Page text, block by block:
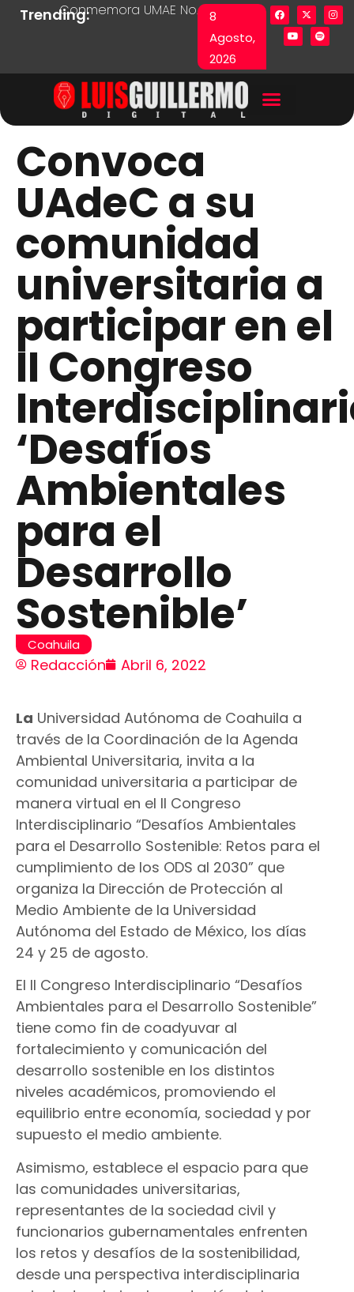
8
Agosto,
2026
Trending:Conmemora UMAE No. 71 Día de las y los
Lista en excel expone
Convoca
UAdeC a su
comunidad
universitaria a
participar en el
II Congreso
‘Desafíos
Ambientales
para el
Desarrollo
Sostenible’
Coahuila
Redacción Abril 6, 2022
La Universidad Autónoma de Coahuila a
través de la Coordinación de la Agenda
Ambiental Universitaria, invita a la
comunidad universitaria a participar de
manera virtual en el II Congreso
Interdisciplinario “Desafíos Ambientales
para el Desarrollo Sostenible: Retos para el
cumplimiento de los ODS al 2030” que
organiza la Dirección de Protección al
Medio Ambiente de la Universidad
Autónoma del Estado de México, los días
24 y 25 de agosto.
El Il Congreso Interdisciplinario “Desafíos
Ambientales para el Desarrollo Sostenible”
tiene como fin de coadyuvar al
fortalecimiento y comunicación del
desarrollo sostenible en los distintos
niveles académicos, promoviendo el
equilibrio entre economía, sociedad y por
supuesto el medio ambiente.
Asimismo, establece el espacio para que
las comunidades universitarias,
representantes de la sociedad civil y
funcionarios gubernamentales enfrenten
los retos y desafíos de la sostenibilidad,
desde una perspectiva interdisciplinaria